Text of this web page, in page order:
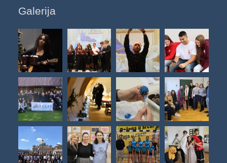
Galerija